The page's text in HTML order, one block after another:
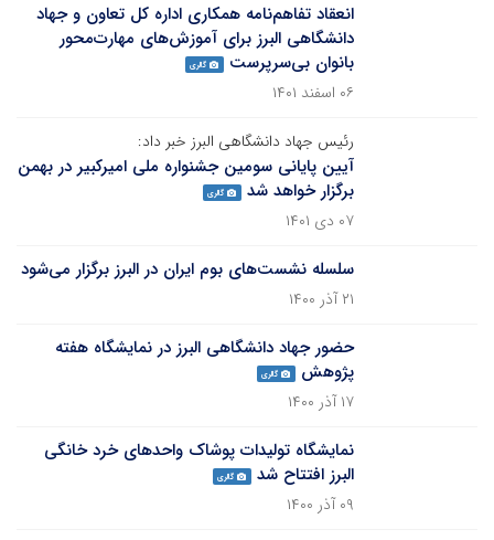
انعقاد تفاهم‌نامه همکاری اداره کل تعاون و جهاد
دانشگاهی البرز برای آموزش‌های مهارت‌محور
بانوان بی‌سرپرست
گالری
۰۶ اسفند ۱۴۰۱
رئیس جهاد دانشگاهی البرز خبر داد:
آیین پایانی سومین جشنواره ملی امیرکبیر در بهمن
برگزار خواهد شد
گالری
۰۷ دی ۱۴۰۱
سلسله نشست‌های بوم ایران در البرز برگزار می‌شود
۲۱ آذر ۱۴۰۰
حضور جهاد دانشگاهی البرز در نمایشگاه هفته
پژوهش
گالری
۱۷ آذر ۱۴۰۰
نمایشگاه تولیدات پوشاک واحدهای خرد خانگی
البرز افتتاح شد
گالری
۰۹ آذر ۱۴۰۰